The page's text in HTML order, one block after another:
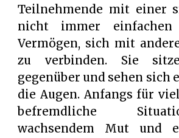
Teilnehmende mit einer
nicht immer
Vermögen, sich mit
zu verbinden. Sie
gegenüber und sehen sich
die Augen. Anfangs für
befremdliche
wachsendem Mut und